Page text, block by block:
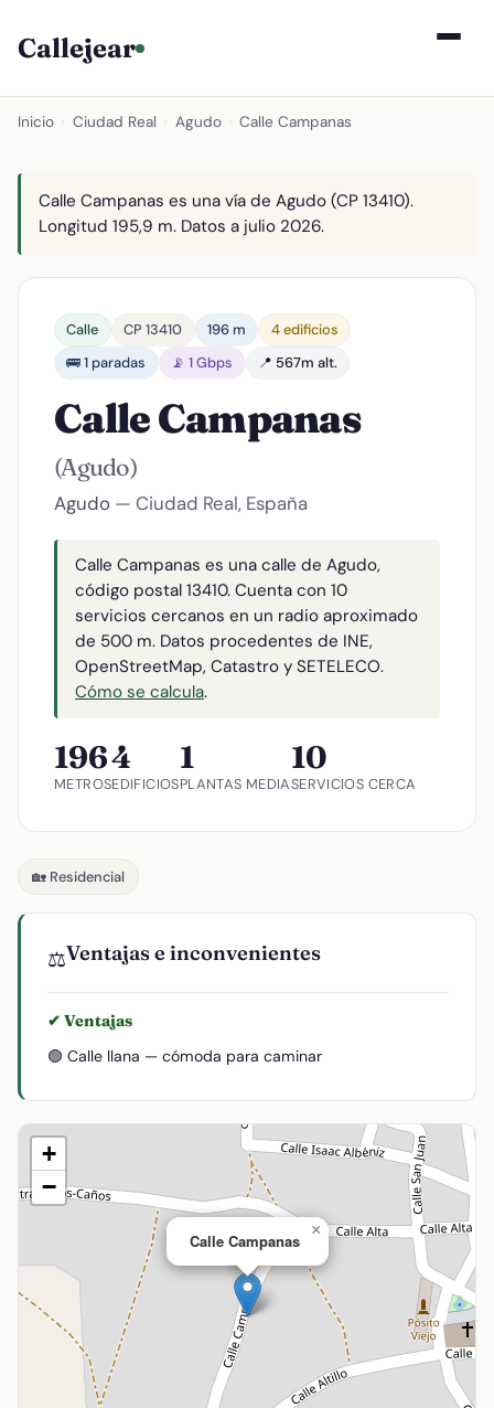
Callejear
Inicio Ciudad Real Agudo Calle Campanas
Calle Campanas es una vía de Agudo (CP 13410).
Longitud 195,9 m. Datos a julio 2026.
Calle CP 13410 196 m
4 edificios
🚌 1 paradas
📡 1 Gbps 📍 567m alt.
Calle Campanas
(Agudo)
Agudo — Ciudad Real, España
Calle Campanas es una calle de Agudo,
código postal 13410. Cuenta con 10
servicios cercanos en un radio aproximado
de 500 m. Datos procedentes de INE,
OpenStreetMap, Catastro y SETELECO.
Cómo se calcula.
196
METROS
4
EDIFICIOS
1
PLANTAS MEDIA
10
SERVICIOS CERCA
🏡 Residencial
⚖️Ventajas e inconvenientes
✔ Ventajas
🟢 Calle llana — cómoda para caminar
Calle Campanas
×
+
−